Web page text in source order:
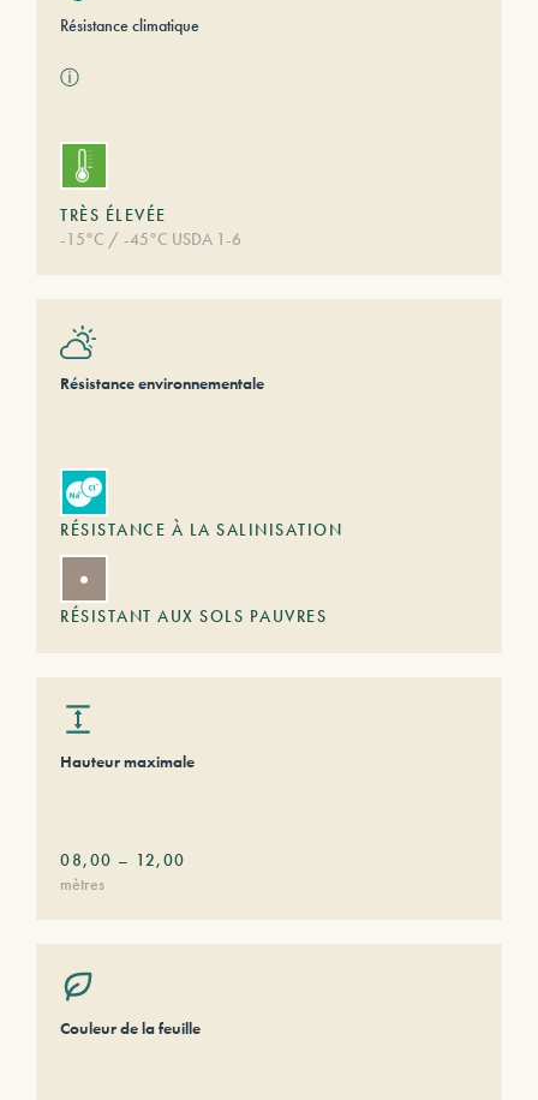
Résistance climatique
ⓘ
TRÈS ÉLEVÉE
-15°C / -45°C USDA 1-6
Résistance environnementale
RÉSISTANCE À LA SALINISATION
RÉSISTANT AUX SOLS PAUVRES
Hauteur maximale
08,00 – 12,00
mètres
Couleur de la feuille